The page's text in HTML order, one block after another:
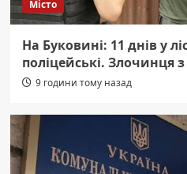
Місто
На Буковині: 11 днів у
поліцейські.
9 години тому назад